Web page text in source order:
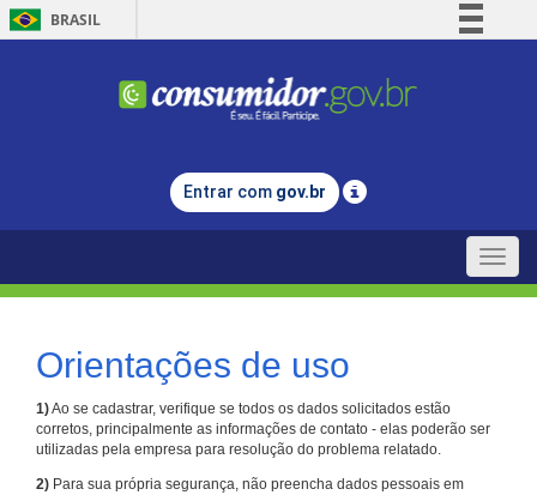
BRASIL
Comunica BR
Legislação
Entrar com gov.br
Toggle
Orientações de uso
1)Ao se cadastrar, verifique se todos os dados solicitados estão
corretos, principalmente as informações de contato - elas poderão ser
utilizadas pela empresa para resolução do problema relatado.
2) Para sua própria segurança, não preencha dados pessoais em